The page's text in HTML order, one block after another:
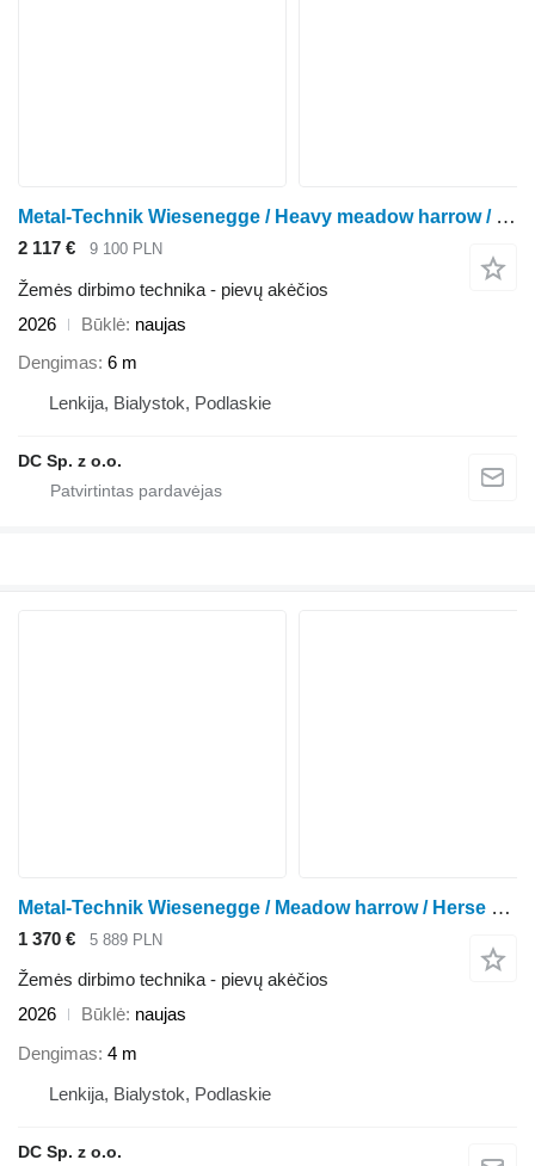
Metal-Technik Wiesenegge / Heavy meadow harrow / Herse de prairie lourde 6 m
2 117 € 9 100 PLN
Žemės dirbimo technika - pievų akėčios
2026
Būklė naujas
Dengimas 6 m
Lenkija, Bialystok, Podlaskie
DC Sp. z o.o.
Metal-Technik Wiesenegge / Meadow harrow / Herse de prairie / Włóka 4 m
1 370 € 5 889 PLN
Žemės dirbimo technika - pievų akėčios
2026
Būklė naujas
Dengimas 4 m
Lenkija, Bialystok, Podlaskie
DC Sp. z o.o.